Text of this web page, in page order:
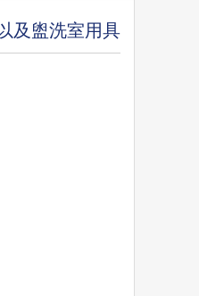
及盥洗室用具